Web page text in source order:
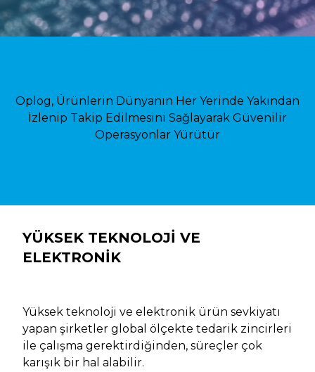
Oplog, Ürünlerin Dünyanın Her Yerinde Yakından
İzlenip Takip Edilmesini Sağlayarak Güvenilir
Operasyonlar Yürütür
YÜKSEK TEKNOLOJİ VE
ELEKTRONİK
Yüksek teknoloji ve elektronik ürün sevkiyatı
yapan şirketler global ölçekte tedarik zincirleri
ile çalışma gerektirdiğinden, süreçler çok
karışık bir hal alabilir.